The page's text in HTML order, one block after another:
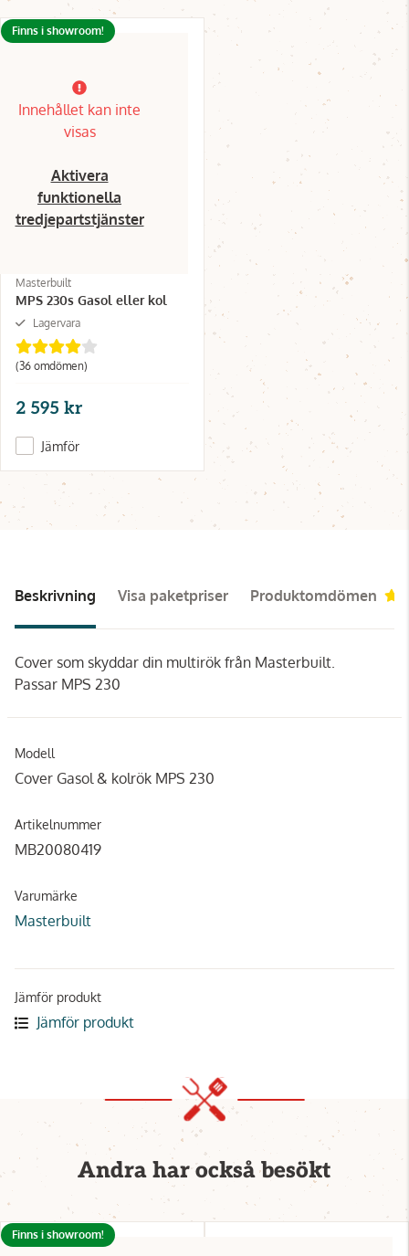
Innehållet kan inte
visas
Aktivera
funktionella
tredjepartstjänster
Masterbuilt
MPS 230s Gasol eller kol
Lagervara
(36 omdömen)
Finns i showroom!
2 595 kr
Jämför
Beskrivning Visa paketpriser Produktomdömen
Cover som skyddar din multirök från Masterbuilt.
Passar MPS 230
Modell
Cover Gasol & kolrök MPS 230
Artikelnummer
MB20080419
Varumärke
Masterbuilt
Jämför produkt
Jämför produkt
Andra har också besökt
Finns i showroom!